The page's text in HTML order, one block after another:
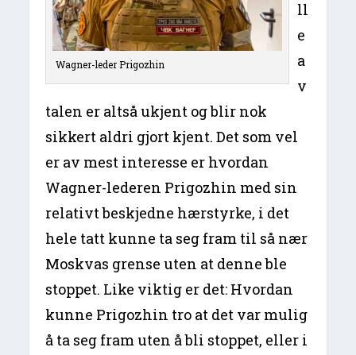
Wagner-leder Prigozhin
ll
e
a
v
talen er altså ukjent og blir nok
sikkert aldri gjort kjent. Det som vel
er av mest interesse er hvordan
Wagner-lederen Prigozhin med sin
relativt beskjedne hærstyrke, i det
hele tatt kunne ta seg fram til så nær
Moskvas grense uten at denne ble
stoppet. Like viktig er det: Hvordan
kunne Prigozhin tro at det var mulig
å ta seg fram uten å bli stoppet, eller i